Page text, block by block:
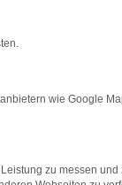
die Seite in
wie Google
zu messen